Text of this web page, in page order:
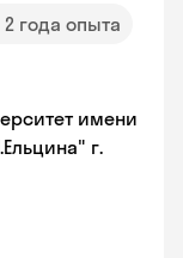
2 года опыта
имени
г.